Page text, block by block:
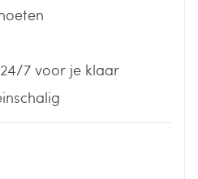
7 voor je klaar